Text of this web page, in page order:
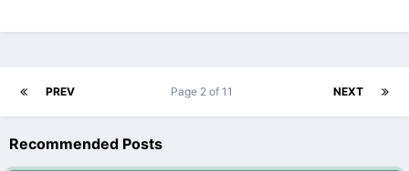
PREV NEXT
Page 2 of 11
Recommended Posts